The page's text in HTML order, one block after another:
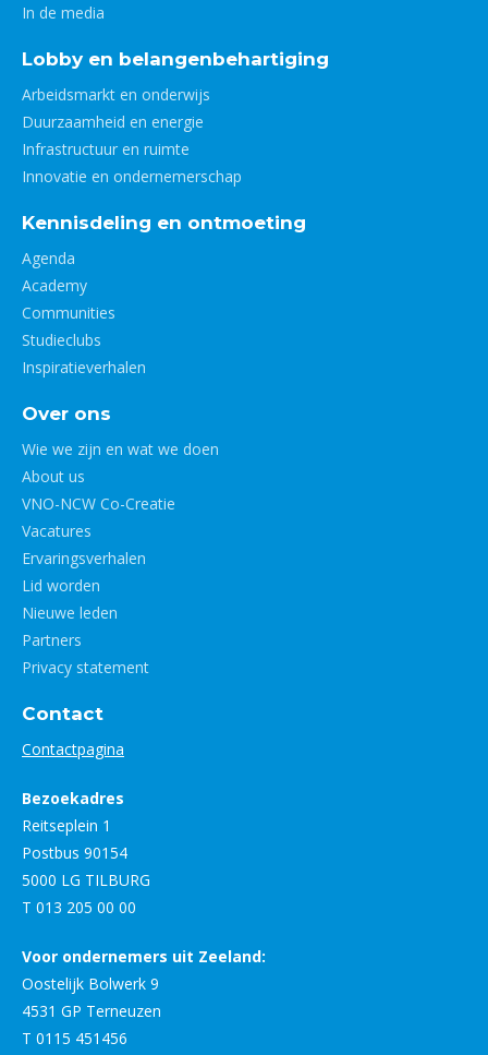
In de media
Lobby en belangenbehartiging
Arbeidsmarkt en onderwijs
Duurzaamheid en energie
Infrastructuur en ruimte
Innovatie en ondernemerschap
Kennisdeling en ontmoeting
Agenda
Academy
Communities
Studieclubs
Inspiratieverhalen
Over ons
Wie we zijn en wat we doen
About us
VNO-NCW Co-Creatie
Vacatures
Ervaringsverhalen
Lid worden
Nieuwe leden
Partners
Privacy statement
Contact
Contactpagina
Bezoekadres
Reitseplein 1
Postbus 90154
5000 LG TILBURG
T 013 205 00 00
Voor ondernemers uit Zeeland:
Oostelijk Bolwerk 9
4531 GP Terneuzen
T 0115 451456